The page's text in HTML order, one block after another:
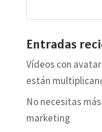
Entradas
Vídeos con
están
No necesitas
marketing